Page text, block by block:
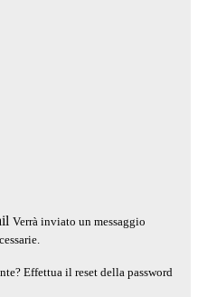
Verrà inviato un messaggio
Effettua il reset della password